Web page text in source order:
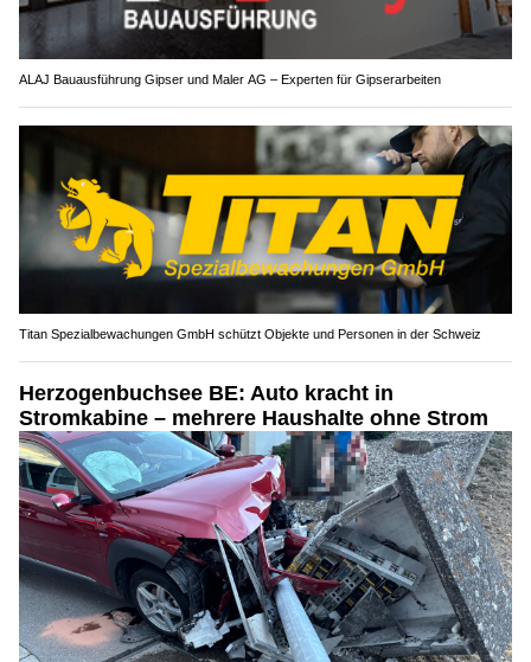
ALAJ Bauausführung Gipser und Maler AG – Experten für Gipserarbeiten
Titan Spezialbewachungen GmbH schützt Objekte und Personen in der Schweiz
Herzogenbuchsee BE: Auto kracht in
Stromkabine – mehrere Haushalte ohne Strom